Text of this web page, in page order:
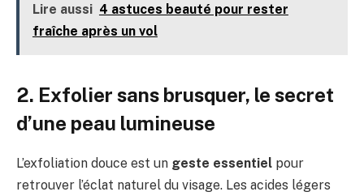
Lire aussi 4 astuces beauté pour rester
fraîche après un vol
2. Exfolier sans brusquer, le secret
d’une peau lumineuse
L’exfoliation douce est un geste essentiel pour
retrouver l’éclat naturel du visage. Les acides légers